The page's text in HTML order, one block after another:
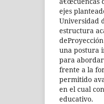
ejes
Universidad
estructura
una postura
para
frente a la
permitido
en el cual
educativo.